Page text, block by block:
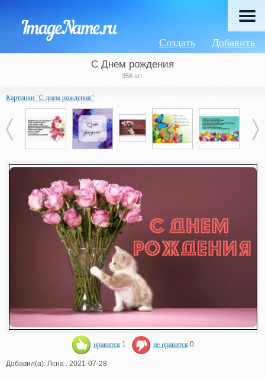
Добавить
Создать
С Днем рождения
358 шт.
Картинки "С днем рождения"
нравится 1 не нравится 0
Добавил(а): Лєна . 2021-07-28